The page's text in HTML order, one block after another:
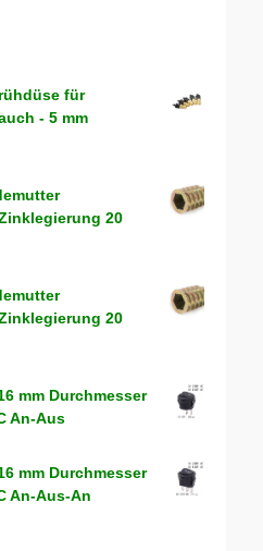
für
- 5 mm
20
20
mm Durchmesser
An-Aus
mm Durchmesser
An-Aus-An